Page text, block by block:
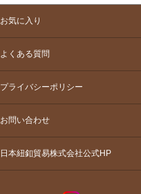
お気に入り
よくある質問
プライバシーポリシー
お問い合わせ
日本紐釦貿易株式会社公式HP